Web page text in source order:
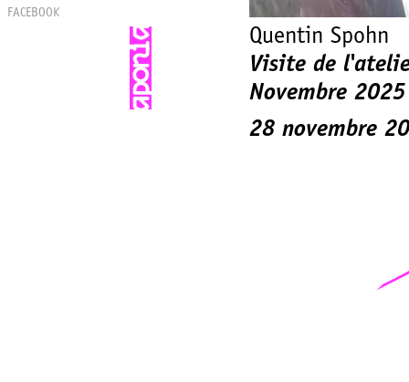
FACEBOOK
Quentin Spohn
Visite de
Novembre 2025
28 novembre